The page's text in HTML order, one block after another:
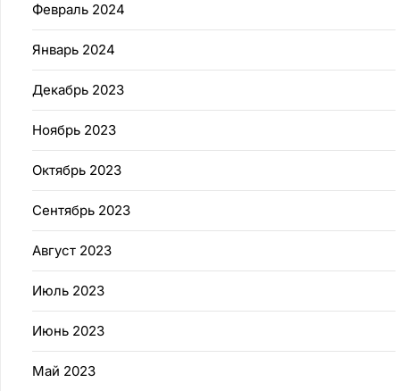
Февраль 2024
Январь 2024
Декабрь 2023
Ноябрь 2023
Октябрь 2023
Сентябрь 2023
Август 2023
Июль 2023
Июнь 2023
Май 2023